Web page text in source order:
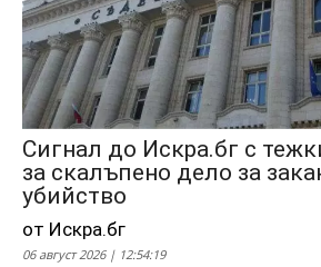
Сигнал до Искра.бг с
за скалъпено дело за
убийство
от Искра.бг
06 август 2026 | 12:54:19